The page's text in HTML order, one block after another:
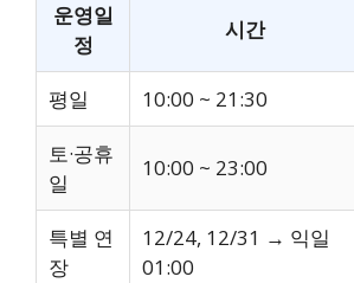
운영일
정
시간
평일 10:00 ~ 21:30
토·공휴
일
10:00 ~ 23:00
특별 연
장
12/24, 12/31 → 익일
01:00